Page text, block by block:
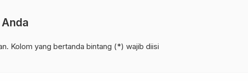
Kolom yang bertanda bintang (*) wajib diisi